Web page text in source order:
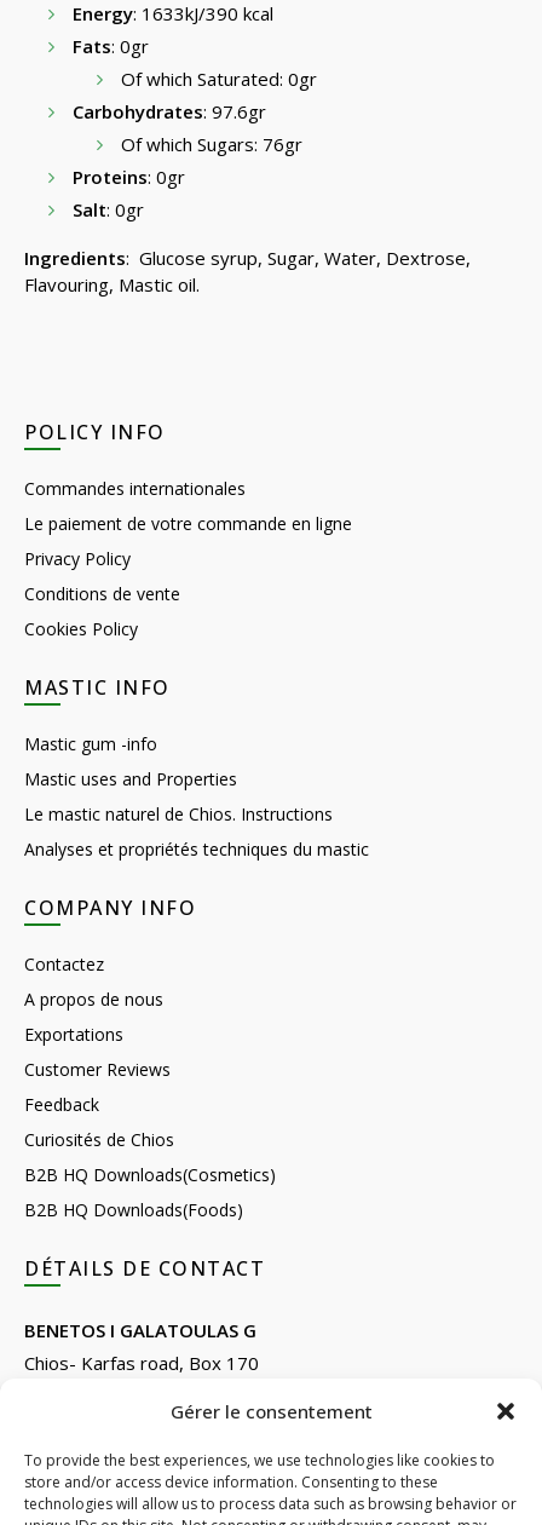
Gérer le consentement
To provide the best experiences, we use technologies like cookies to
store and/or access device information. Consenting to these
technologies will allow us to process data such as browsing behavior or
Energy: 1633kJ/390 kcal
Fats: 0gr
Of which Saturated: 0gr
Carbohydrates: 97.6gr
Of which Sugars: 76gr
Proteins: 0gr
Salt: 0gr
Ingredients: Glucose syrup, Sugar, Water, Dextrose,
Flavouring, Mastic oil.
POLICY INFO
Commandes internationales
Le paiement de votre commande en ligne
Privacy Policy
Conditions de vente
Cookies Policy
MASTIC INFO
Mastic gum -info
Mastic uses and Properties
Le mastic naturel de Chios. Instructions
Analyses et propriétés techniques du mastic
COMPANY INFO
Contactez
A propos de nous
Exportations
Customer Reviews
Feedback
Curiosités de Chios
B2B HQ Downloads(Cosmetics)
B2B HQ Downloads(Foods)
DÉTAILS DE CONTACT
BENETOS I GALATOULAS G
Chios- Karfas road, Box 170
Phone: +30 22710 22666
Email:info@e-anemos.gr
facebook.com/mastic.gr
instagram.com/anemosmastic